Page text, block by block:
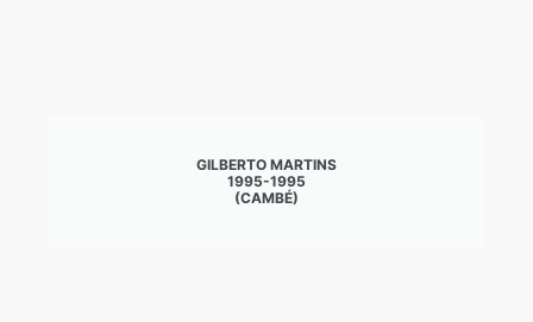
GILBERTO MARTINS
1995-1995
(CAMBÉ)